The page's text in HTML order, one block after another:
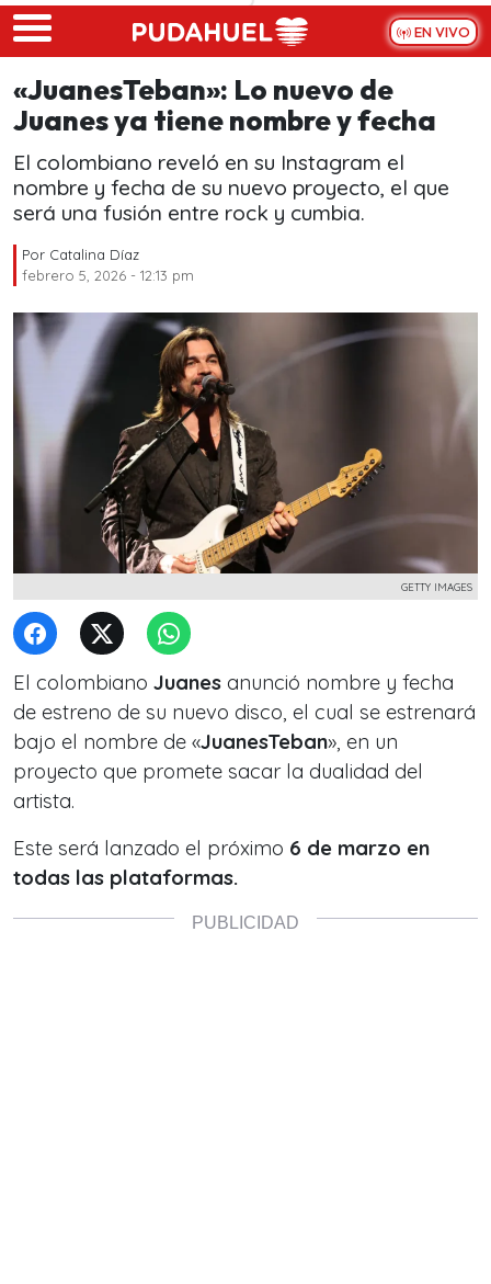
Skip to main content
EN VIVO
«JuanesTeban»: Lo nuevo de
Juanes ya tiene nombre y fecha
El colombiano reveló en su Instagram el
nombre y fecha de su nuevo proyecto, el que
será una fusión entre rock y cumbia.
Por Catalina Díaz
febrero 5, 2026 - 12:13 pm
GETTY IMAGES
El colombiano Juanes anunció nombre y fecha
de estreno de su nuevo disco, el cual se estrenará
bajo el nombre de «JuanesTeban», en un
proyecto que promete sacar la dualidad del
artista.
Este será lanzado el próximo 6 de marzo en
todas las plataformas.